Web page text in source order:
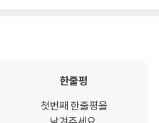
한줄평
첫번째 한줄평을